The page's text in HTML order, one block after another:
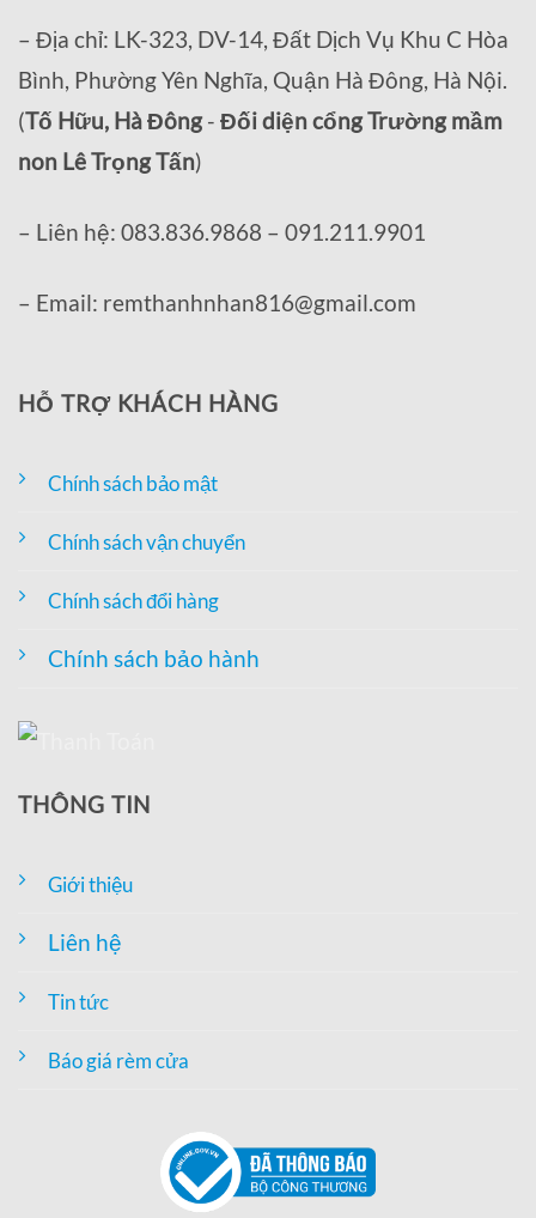
– Địa chỉ: LK-323, DV-14, Đất Dịch Vụ Khu C Hòa
Bình, Phường Yên Nghĩa, Quận Hà Đông, Hà Nội.
(Tố Hữu, Hà Đông- Đối diện cổng Trường mầm
non Lê Trọng Tấn)
– Liên hệ: 083.836.9868 – 091.211.9901
– Email: remthanhnhan816@gmail.com
HỖ TRỢ KHÁCH HÀNG
Chính sách bảo mật
Chính sách vận chuyển
Chính sách đổi hàng
Chính sách bảo hành
THÔNG TIN
Giới thiệu
Liên hệ
Tin tức
Báo giá rèm cửa